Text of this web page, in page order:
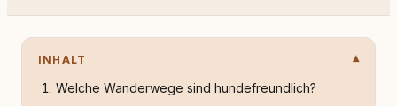
INHALT
Welche Wanderwege sind hundefreundlich?